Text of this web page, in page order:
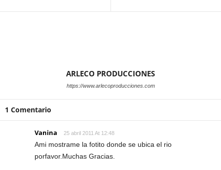
ARLECO PRODUCCIONES
https://www.arlecoproducciones.com
1 Comentario
Vanina 25 abril 2011 At 12:48
Ami mostrame la fotito donde se ubica el rio
porfavor.Muchas Gracias.